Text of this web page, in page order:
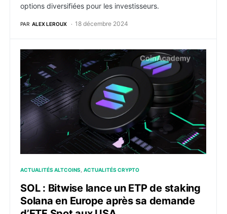
options diversifiées pour les investisseurs.
PAR ALEX LEROUX 18 décembre 2024
SOL : Bitwise lance un ETP de staking Solana en
ACTUALITÉS ALTCOINS ACTUALITÉS CRYPTO
SOL : Bitwise lance un ETP de staking
Solana en Europe après sa demande